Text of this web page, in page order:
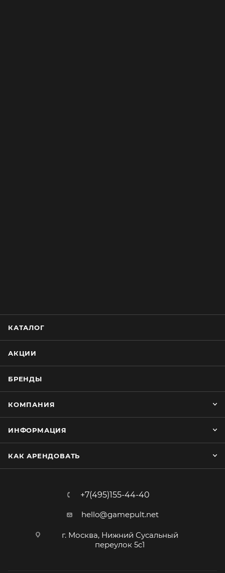
КАТАЛОГ
АКЦИИ
БРЕНДЫ
КОМПАНИЯ
ИНФОРМАЦИЯ
КАК АРЕНДОВАТЬ
+7(495)155-44-40
hello@gamepult.net
г. Москва, Нижний Сусальный
переулок 5с1